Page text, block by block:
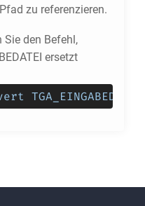
zu referenzieren.
Sie den Befehl,
ersetzt